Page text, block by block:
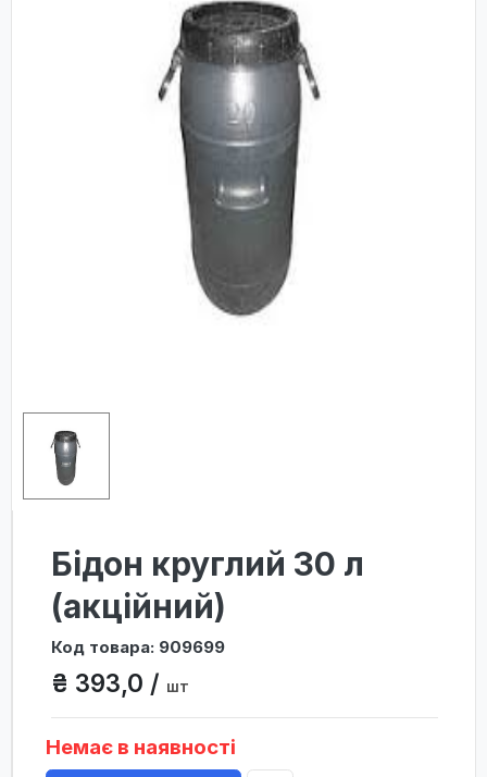
Бідон круглий 30 л
(акційний)
Код товара: 909699
₴ 393,0 / шт
Немає в наявності